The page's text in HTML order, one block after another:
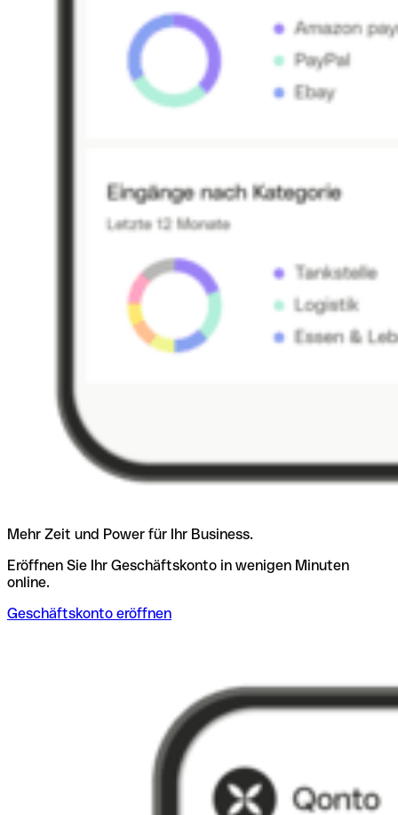
Mehr Zeit und Power für Ihr Business.
Eröffnen Sie Ihr Geschäftskonto in wenigen Minuten
online.
Geschäftskonto eröffnen